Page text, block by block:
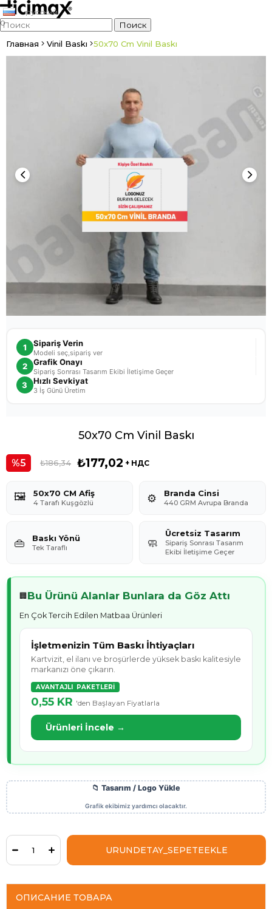
русский
0
Главная Vinil Baskı 50x70 Cm Vinil Baskı
1 Sipariş Verin
Modeli seç,sipariş ver
2 Grafik Onayı
Sipariş Sonrası Tasarım Ekibi İletişime Geçer
3 Hızlı Sevkiyat
3 İş Günü Üretim
50x70 Cm Vinil Baskı
5 ₺186,34 ₺177,02 + НДС
🖼️ 50x70 CM Afiş
4 Tarafı Kuşgözlü ⚙️ Branda Cinsi
440 GRM Avrupa Branda
👜 Baskı Yönü
Tek Taraflı 🧼
Ücretsiz Tasarım
Sipariş Sonrası Tasarım
Ekibi İletişime Geçer
🏢Bu Ürünü Alanlar Bunlara da Göz Attı
En Çok Tercih Edilen Matbaa Ürünleri
İşletmenizin Tüm Baskı İhtiyaçları
Kartvizit, el ilanı ve broşürlerde yüksek baskı kalitesiyle
markanızı öne çıkarın.
AVANTAJLI PAKETLERİ
0,55 KR 'den Başlayan Fiyatlarla
Ürünleri İncele →
ОПИСАНИЕ ТОВАРА